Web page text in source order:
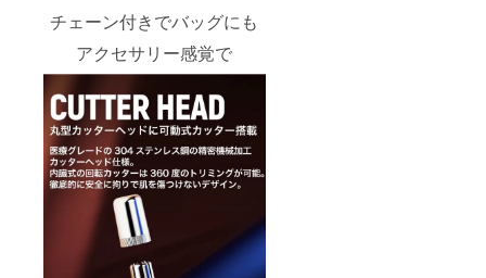
チェーン付きでバッグにも
アクセサリー感覚で